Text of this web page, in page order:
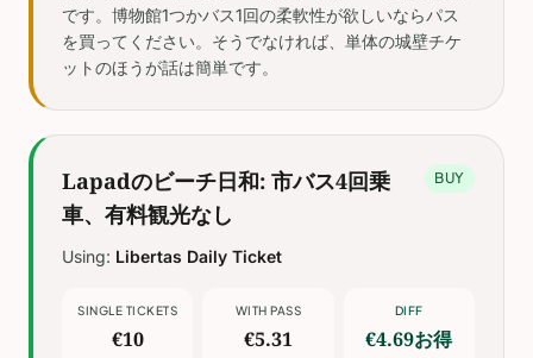
です。博物館1つかバス1回の柔軟性が欲しいならパス
を買ってください。そうでなければ、単体の城壁チケ
ットのほうが話は簡単です。
Lapadのビーチ日和: 市バス4回乗
車、有料観光なし
BUY
Using: Libertas Daily Ticket
SINGLE TICKETS
€10
WITH PASS
€5.31
DIFF
€4.69お得